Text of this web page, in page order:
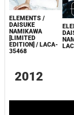
ELEMENTS /
DAISUKE
NAMIKAWA
[LIMITED
EDITION] / LACA-
35468
2012